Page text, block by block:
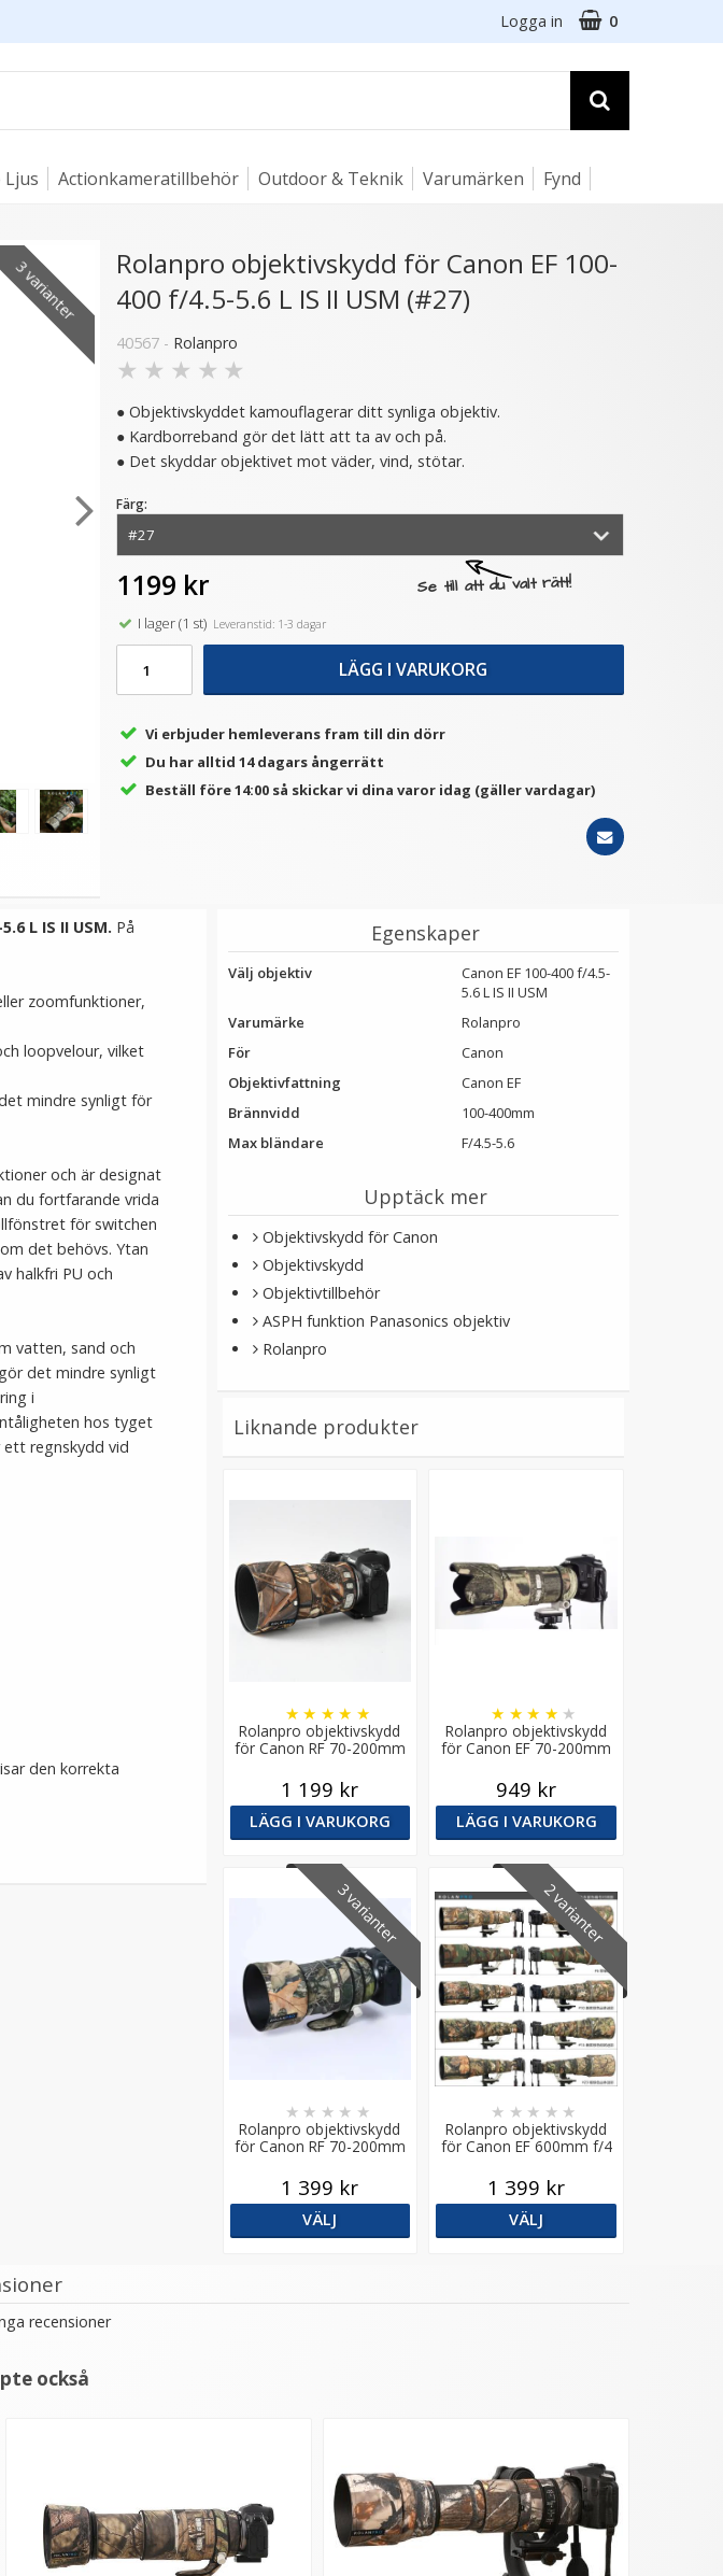
Logga in 0
Ljus Actionkameratillbehör Outdoor & Teknik Varumärken Fynd
JJC Tumgrepp för Ricoh GR
★★★
199 kr
LÄGG I VARUKORG
★★★★★
149 kr
LÄGG I VARUKORG
JJC Blixtskoskydd för
Canon EOS R-serien –
★★★★★
LÄGG I VARUKORG
3 varianter
Rolanpro objektivskydd för Canon EF 100-
400 f/4.5-5.6 L IS II USM (#27)
40567 - Rolanpro
★ ★ ★ ★ ★
● Objektivskyddet kamouflagerar ditt synliga objektiv.
● Kardborreband gör det lätt att ta av och på.
● Det skyddar objektivet mot väder, vind, stötar.
Se till att du valt rätt!
Färg:
1199 kr
I lager (1 st)Leveranstid: 1-3 dagar
LÄGG I VARUKORG
Vi erbjuder hemleverans fram till din dörr
Du har alltid 14 dagars ångerrätt
Beställ före 14:00 så skickar vi dina varor idag (gäller vardagar)
L IS II USM. På
zoomfunktioner,
loopvelour, vilket
mindre synligt för
och är designat
du fortfarande vrida
för switchen
det behövs. Ytan
halkfri PU och
vatten, sand och
det mindre synligt
i
hos tyget
ett regnskydd vid
den korrekta
Egenskaper
Välj objektiv
Canon EF 100-400 f/4.5-
5.6 L IS II USM
Varumärke
Rolanpro
För
Canon
Objektivfattning
Canon EF
Brännvidd
100-400mm
Max bländare
F/4.5-5.6
Upptäck mer
Objektivskydd för Canon
Objektivskydd
Objektivtillbehör
ASPH funktion Panasonics objektiv
Rolanpro
Liknande produkter
Rolanpro objektivskydd
för Canon RF 70-200mm
★ ★ ★ ★ ★
1 199 kr
LÄGG I VARUKORG
Rolanpro objektivskydd
för Canon EF 70-200mm
★ ★ ★ ★ ★
949 kr
LÄGG I VARUKORG
3 varianter
Rolanpro objektivskydd
för Canon RF 70-200mm
★ ★ ★ ★ ★
1 399 kr
VÄLJ
2 varianter
Rolanpro objektivskydd
för Canon EF 600mm f/4
★ ★ ★ ★ ★
1 399 kr
VÄLJ
recensioner
också